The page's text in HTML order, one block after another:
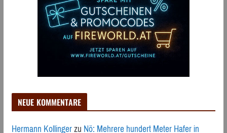
NEUE KOMMENTARE
Hermann KollingerzuNö: Mehrere hundert Meter Hafer in